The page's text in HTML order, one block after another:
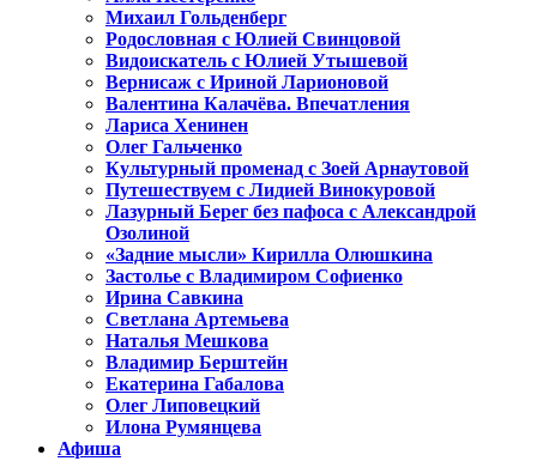
Михаил Гольденберг
Родословная с Юлией Свинцовой
Видоискатель с Юлией Утышевой
Вернисаж с Ириной Ларионовой
Валентина Калачёва. Впечатления
Лариса Хенинен
Олег Гальченко
Культурный променад с Зоей Арнаутовой
Путешествуем с Лидией Винокуровой
Лазурный Берег без пафоса с Александрой
Озолиной
«Задние мысли» Кирилла Олюшкина
Застолье с Владимиром Софиенко
Ирина Савкина
Светлана Артемьева
Наталья Мешкова
Владимир Берштейн
Екатерина Габалова
Олег Липовецкий
Илона Румянцева
Афиша